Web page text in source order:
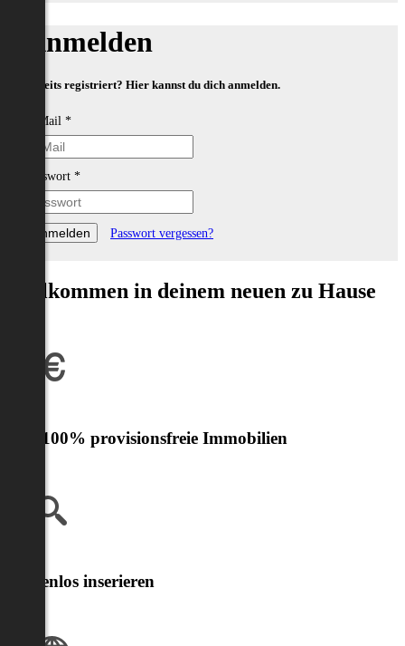
Anmelden
Bereits registriert? Hier kannst du dich anmelden.
E-Mail *
Passwort *
Passwort vergessen?
Willkommen in deinem neuen zu Hause
Nur 100% provisionsfreie Immobilien
Kostenlos inserieren